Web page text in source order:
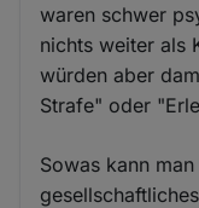
waren schwer
nichts weiter als
würden aber
Strafe" oder
Sowas kann